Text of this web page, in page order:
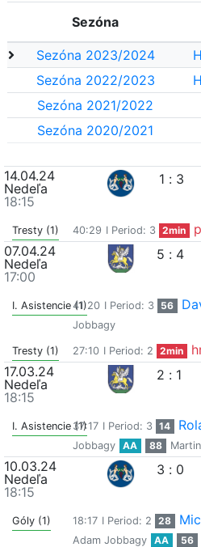
Sezóna
Sezóna 2023/2024
Sezóna 2022/2023
Sezóna 2021/2022
Sezóna 2020/2021
14.04.24
Nedeľa
18:15
1 : 3
Tresty (1) 40:29 I Period: 3 2min
07.04.24
Nedeľa
17:00
5 : 4
I. Asistencie (1)41:20 I Period: 3 56
Jobbagy
Tresty (1) 27:10 I Period: 2 2min
17.03.24
Nedeľa
18:15
2 : 1
I. Asistencie (1)37:17 I Period: 3 14
Jobbagy
AA 88
10.03.24
Nedeľa
18:15
3 : 0
Góly (1) 18:17 I Period: 2 28
Adam Jobbagy
AA 56